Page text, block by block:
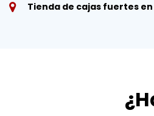
Tienda de cajas fuertes